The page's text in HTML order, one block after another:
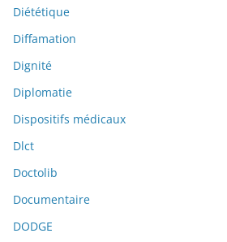
Diététique
Diffamation
Dignité
Diplomatie
Dispositifs médicaux
Dlct
Doctolib
Documentaire
DODGE